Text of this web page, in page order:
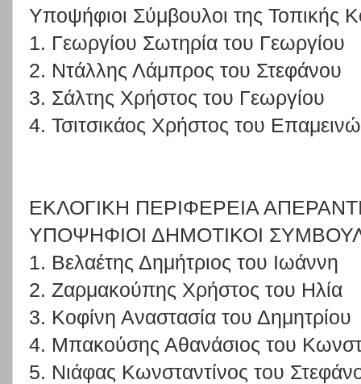
Υποψήφιοι Σύμβουλοι της Τοπικής
1. Γεωργίου Σωτηρία του Γεωργίου
2. Ντάλλης Λάμπρος του Στεφάνου
3. Σάλτης Χρήστος του Γεωργίου
4. Τσιτσικάος Χρήστος του
ΕΚΛΟΓΙΚΗ ΠΕΡΙΦΕΡΕΙΑ
ΥΠΟΨΗΦΙΟΙ ΔΗΜΟΤΙΚΟΙ
1. Βελαέτης Δημήτριος του Ιωάννη
2. Ζαρμακούπης Χρήστος του Ηλία
3. Κοφίνη Αναστασία του Δημητρίου
4. Μπακούσης Αθανάσιος του
5. Νιάφας Κωνσταντίνος του